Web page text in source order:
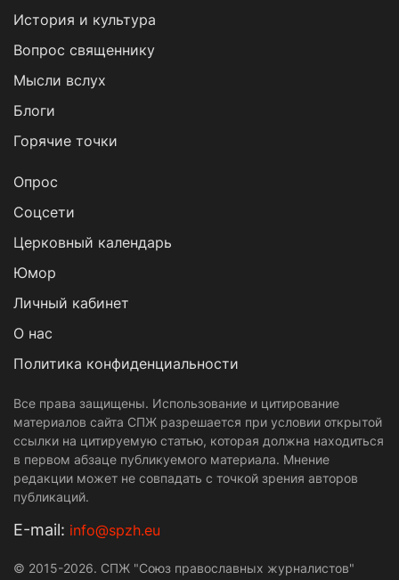
История и культура
Вопрос священнику
Мысли вслух
Блоги
Горячие точки
Опрос
Cоцсети
Церковный календарь
Юмор
Личный кабинет
О нас
Политика конфиденциальности
Все права защищены. Использование и цитирование
материалов сайта СПЖ разрешается при условии открытой
ссылки на цитируемую статью, которая должна находиться
в первом абзаце публикуемого материала. Мнение
редакции может не совпадать с точкой зрения авторов
публикаций.
Е-mail: info@spzh.eu
© 2015-2026. СПЖ "Союз православных журналистов"